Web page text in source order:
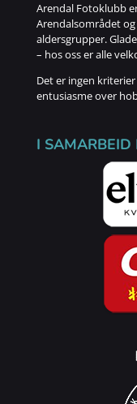
Arendal Fotoklubb
Arendalsområdet
aldersgrupper.
– hos oss er alle
Det er ingen
entusiasme over
I SAMARBEID